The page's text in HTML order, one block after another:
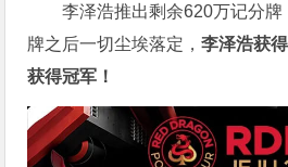
李泽浩推出剩余620万记分
牌之后一切尘埃落定，李泽浩获
获得冠军！